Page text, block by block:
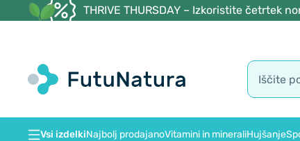
THRIVE THURSDAY – Izkoristite četrtek
Vsi izdelkiNajbolj prodajanoVitamini in mineraliHujšanje